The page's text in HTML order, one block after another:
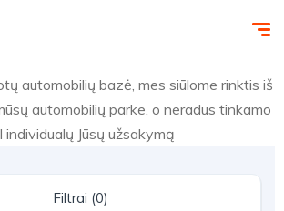
automobilių bazė, mes siūlome rinktis iš
automobilių parke, o neradus tinkamo
Jūsų užsakymą
Filtrai (0)